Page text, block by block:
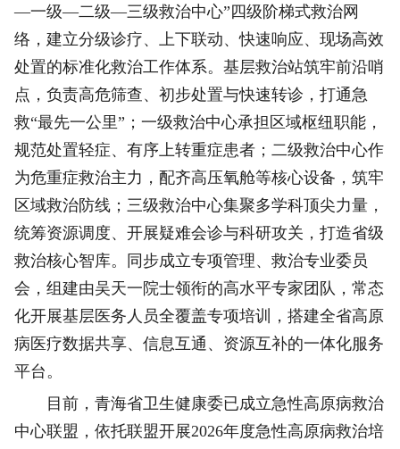
—一级—二级—三级救治中心”四级阶梯式救治网
络，建立分级诊疗、上下联动、快速响应、现场高效
处置的标准化救治工作体系。基层救治站筑牢前沿哨
点，负责高危筛查、初步处置与快速转诊，打通急
救“最先一公里”；一级救治中心承担区域枢纽职能，
规范处置轻症、有序上转重症患者；二级救治中心作
为危重症救治主力，配齐高压氧舱等核心设备，筑牢
区域救治防线；三级救治中心集聚多学科顶尖力量，
统筹资源调度、开展疑难会诊与科研攻关，打造省级
救治核心智库。同步成立专项管理、救治专业委员
会，组建由吴天一院士领衔的高水平专家团队，常态
化开展基层医务人员全覆盖专项培训，搭建全省高原
病医疗数据共享、信息互通、资源互补的一体化服务
平台。
目前，青海省卫生健康委已成立急性高原病救治
中心联盟，依托联盟开展2026年度急性高原病救治培